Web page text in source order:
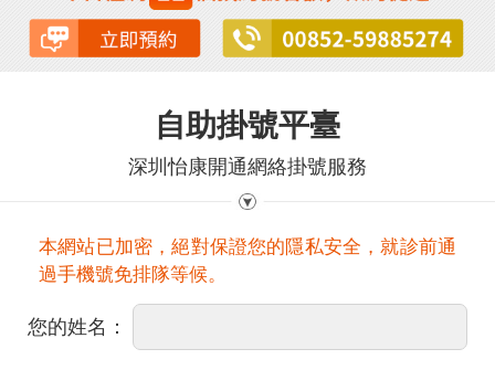
自助掛號平臺
深圳怡康開通網絡掛號服務
本網站已加密，絕對保證您的隱私安全，就診前通
過手機號免排隊等候。
您的姓名：